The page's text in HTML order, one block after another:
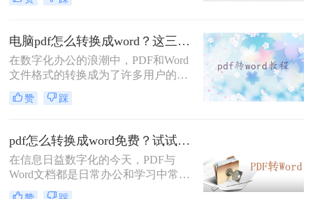
转word怎么转呢？本文将为您详细介
用格式。然而，当需要修改PDF中的
时，很多用户会发现这一任务并不容
易。幸运的是，存在多种免费的方法
可以帮助我们实现PDF到Word的转
换。那么pdf转word怎么转换免费呢？
本文将为您介绍几种常用的免费转换
方法。
电脑pdf怎么转换成word？这三种转换方法快来看！
在数字化办公的浪潮中，PDF和Word
文件格式的转换成为了许多用户的迫
切需求。PDF文件以其稳定性和跨平
台性而广受欢迎，但在需要编辑或修
Word文档。那么电脑pdf怎么转换成
word呢？本文将为您介绍三种在电脑
上将PDF转换成Word的实用方法，帮
助您轻松应对不同场景下的文件格式
转换需求。
赞 踩
pdf怎么转换成word免费？试试这二个方法！
在信息日益数字化的今天，PDF与
Word文档都是日常办公和学习中常见
的文件格式。PDF文件因其不易被修